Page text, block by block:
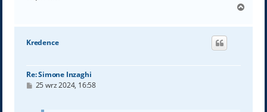
g
Kredence
Re: Simone Inzaghi
P25 wrz 2024, 16:58